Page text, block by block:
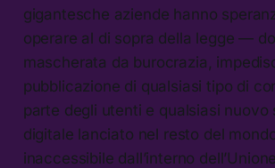
gigantesche aziende hanno
operare al di sopra della legge —
mascherata da burocrazia,
pubblicazione di qualsiasi tipo di
parte degli utenti e qualsiasi nuovo
digitale lanciato nel resto del
inaccessibile dall’interno